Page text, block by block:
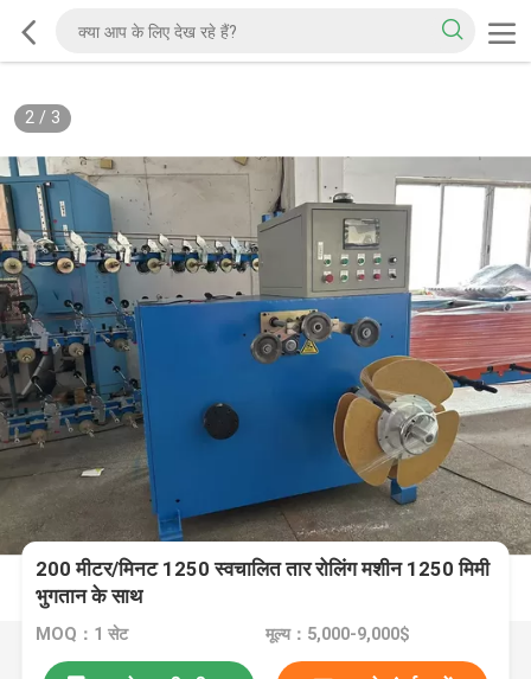
2/ 3
200 मीटर/मिनट 1250 स्वचालित तार रोलिंग मशीन 1250 मिमी
भुगतान के साथ
MOQ：1 सेट मूल्य：5,000-9,000$